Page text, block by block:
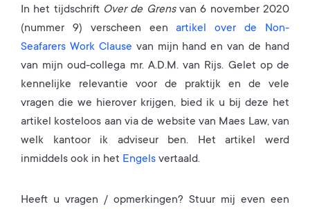
In het tijdschrift Over de Grensvan 6 november 2020
(nummer 9) verscheen eenartikel over de Non-
Seafarers Work Clause van mijn hand en van de hand
van mijn oud-collega mr. A.D.M. van Rijs. Gelet op de
kennelijke relevantie voor de praktijk en de vele
vragen die we hierover krijgen, bied ik u bij deze het
artikel kosteloos aan via de website van Maes Law, van
welk kantoor ik adviseur ben. Het artikel werd
inmiddels ook in het Engels vertaald.
Heeft u vragen / opmerkingen? Stuur mij even een